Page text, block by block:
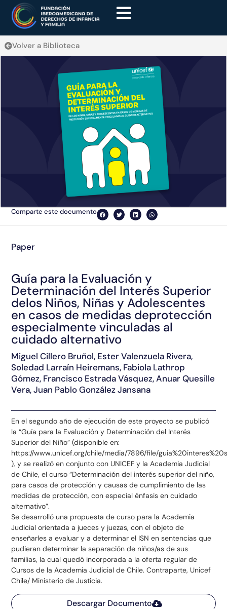
Volver a Biblioteca
Comparte este documento
Paper
Guía para la Evaluación y
Determinación del Interés Superior
delos Niños, Niñas y Adolescentes
en casos de medidas deprotección
especialmente vinculadas al
cuidado alternativo
Miguel Cillero Bruñol, Ester Valenzuela Rivera,
Soledad Larraín Heiremans, Fabiola Lathrop
Gómez, Francisco Estrada Vásquez, Anuar Quesille
Vera, Juan Pablo González Jansana
En el segundo año de ejecución de este proyecto se publicó
la “Guía para la Evaluación y Determinación del Interés
Superior del Niño” (disponible en:
https://www.unicef.org/chile/media/7896/file/
), y se realizó en conjunto con UNICEF y la Academia Judicial
de Chile, el curso “Determinación del interés superior del niño,
para casos de protección y causas de cumplimiento de las
medidas de protección, con especial énfasis en cuidado
alternativo”.
Se desarrolló una propuesta de curso para la Academia
Judicial orientada a jueces y juezas, con el objeto de
enseñarles a evaluar y a determinar el ISN en sentencias que
pudieran determinar la separación de niños/as de sus
familias, la cual quedó incorporada a la oferta regular de
Cursos de la Academia Judicial de Chile. Contraparte, Unicef
Chile/ Ministerio de Justicia.
Descargar Documento